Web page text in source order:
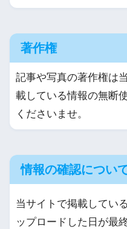
著作権
記事や写真の著作権は
載している情報の無断
くださいませ。
情報の確認につい
当サイトで掲載してい
ップロードした日が最